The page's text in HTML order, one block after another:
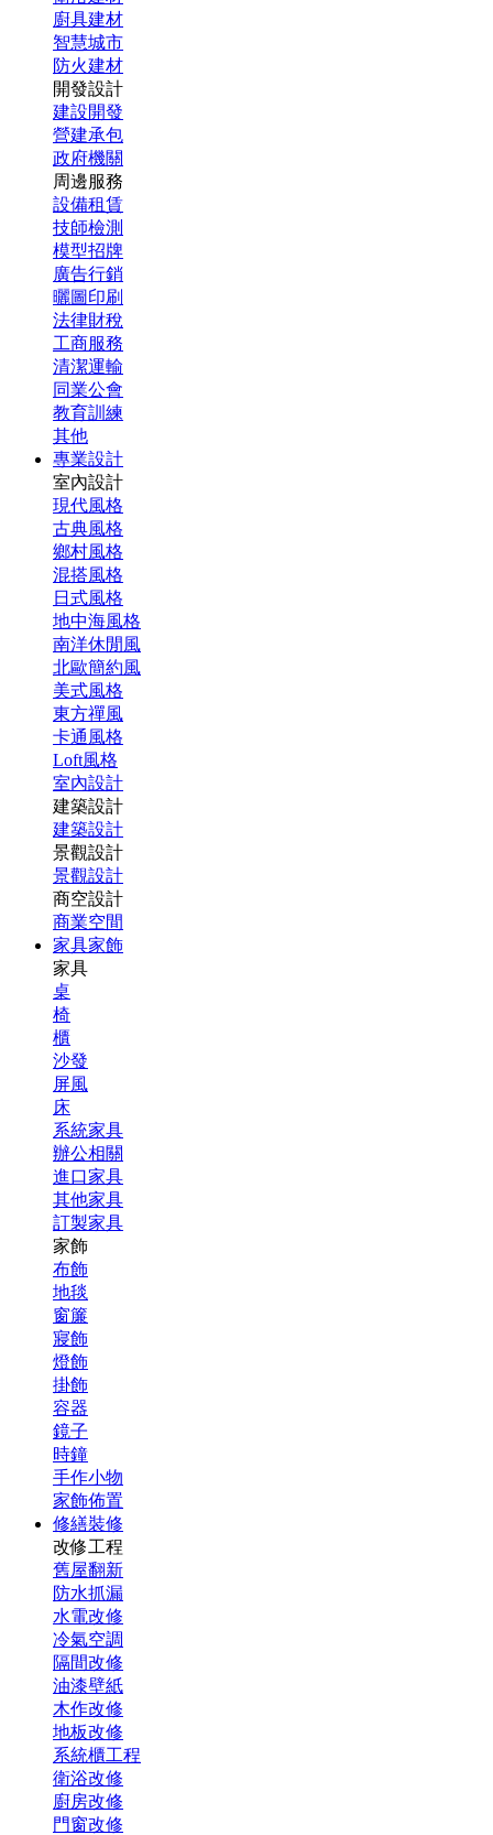
廚具建材
智慧城市
防火建材
開發設計
建設開發
營建承包
政府機關
周邊服務
設備租賃
技師檢測
模型招牌
廣告行銷
曬圖印刷
法律財稅
工商服務
清潔運輸
同業公會
教育訓練
其他
專業設計
室內設計
現代風格
古典風格
鄉村風格
混搭風格
日式風格
地中海風格
南洋休閒風
北歐簡約風
美式風格
東方禪風
卡通風格
Loft風格
室內設計
建築設計
建築設計
景觀設計
景觀設計
商空設計
商業空間
家具家飾
家具
桌
椅
櫃
沙發
屏風
床
系統家具
辦公相關
進口家具
其他家具
訂製家具
家飾
布飾
地毯
窗簾
寢飾
燈飾
掛飾
容器
鏡子
時鐘
手作小物
家飾佈置
修繕裝修
改修工程
舊屋翻新
防水抓漏
水電改修
冷氣空調
隔間改修
油漆壁紙
木作改修
地板改修
系統櫃工程
衛浴改修
廚房改修
門窗改修